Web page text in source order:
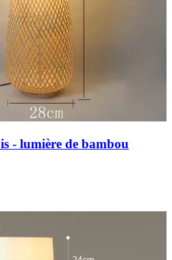
- lumière de bambou